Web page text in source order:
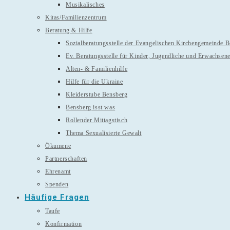
Musikalisches
Kitas/Familienzentrum
Beratung & Hilfe
Sozialberatungsstelle der Evangelischen Kirchengemeinde
Ev. Beratungsstelle für Kinder, Jugendliche und Erwachsene
Alten- & Familienhilfe
Hilfe für die Ukraine
Kleiderstube Bensberg
Bensberg isst was
Rollender Mittagstisch
Thema Sexualisierte Gewalt
Ökumene
Partnerschaften
Ehrenamt
Spenden
Häufige Fragen
Taufe
Konfirmation